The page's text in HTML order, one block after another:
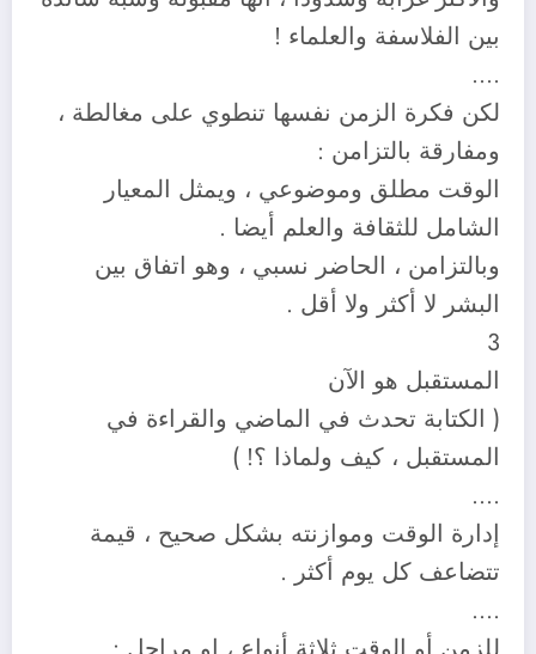
بين الفلاسفة والعلماء !
….
لكن فكرة الزمن نفسها تنطوي على مغالطة ،
ومفارقة بالتزامن :
الوقت مطلق وموضوعي ، ويمثل المعيار
الشامل للثقافة والعلم أيضا .
وبالتزامن ، الحاضر نسبي ، وهو اتفاق بين
البشر لا أكثر ولا أقل .
3
المستقبل هو الآن
( الكتابة تحدث في الماضي والقراءة في
المستقبل ، كيف ولماذا ؟! )
….
إدارة الوقت وموازنته بشكل صحيح ، قيمة
تتضاعف كل يوم أكثر .
….